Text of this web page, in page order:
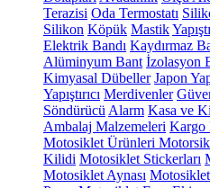
Terazisi Oda Termostatı
Silikon Köpük Mastik
Elektrik Bandı Kaydırmaz
Alüminyum Bant İzolasyon
Kimyasal Dübeller Japon
Yapıştırıcı Merdivenler
Söndürücü Alarm Kasa ve
Ambalaj Malzemeleri Kargo
Motosiklet Ürünleri
Kilidi Motosiklet Stickerları
Motosiklet Aynası Motosiklet